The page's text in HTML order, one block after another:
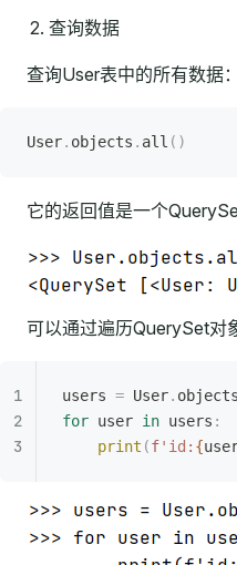
查询数据
查询User表中的所有数据：
User. objects . all ()
它的返回值是一个
可以通过遍历QuerySet对
users = User. objects
for user in users :
    print
(f'id: {